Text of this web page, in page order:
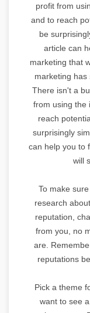
profit from
and to reach
be
article can
marketing that
marketing has
There isn't a
from using the
reach
surprisingly
can help you to
will
To make
research
reputation,
from you, no
are.
reputations
Pick a theme
want to see